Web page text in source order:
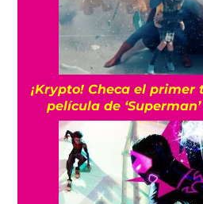
¡Krypto! Checa el
película de